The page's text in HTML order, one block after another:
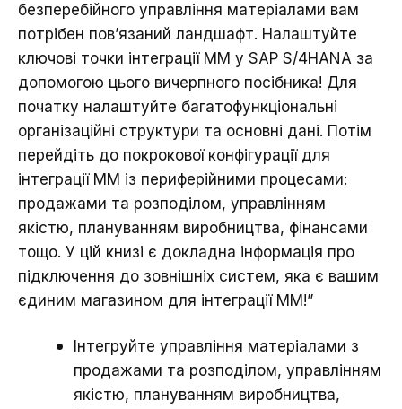
безперебійного управління матеріалами вам
потрібен пов’язаний ландшафт. Налаштуйте
ключові точки інтеграції ММ у SAP S/4HANA за
допомогою цього вичерпного посібника! Для
початку налаштуйте багатофункціональні
організаційні структури та основні дані. Потім
перейдіть до покрокової конфігурації для
інтеграції ММ із периферійними процесами:
продажами та розподілом, управлінням
якістю, плануванням виробництва, фінансами
тощо. У цій книзі є докладна інформація про
підключення до зовнішніх систем, яка є вашим
єдиним магазином для інтеграції ММ!”
Інтегруйте управління матеріалами з
продажами та розподілом, управлінням
якістю, плануванням виробництва,